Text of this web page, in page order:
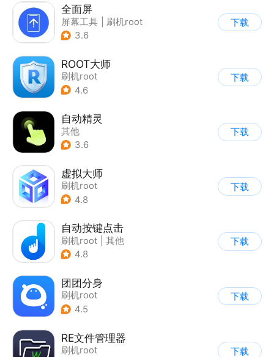
全面屏
屏幕工具
刷机root
3.6
下载
ROOT大师
刷机root
4.6
下载
自动精灵
其他
3.6
下载
虚拟大师
刷机root
4.8
下载
自动按键点击
刷机root
其他
4.8
下载
团团分身
刷机root
| 应用分身/多开
4.5
下载
RE文件管理器
刷机root
下载